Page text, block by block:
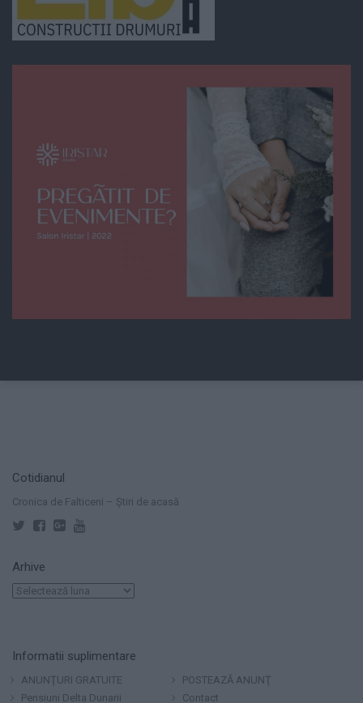
Cotidianul
Cronica de Falticeni – Știri de acasă
Arhive
Arhive
Informatii suplimentare
ANUNŢURI GRATUITE
POSTEAZĂ ANUNŢ
Pensiuni Delta Dunarii
Contact